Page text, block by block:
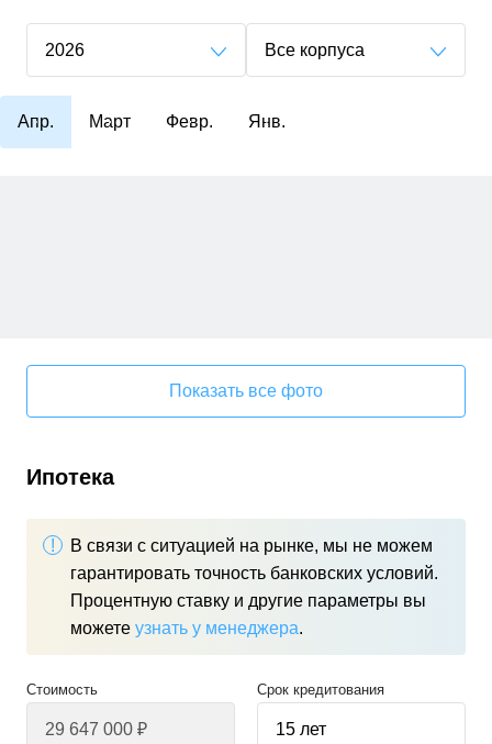
2026 Все корпуса
Апр. Март Февр. Янв.
Показать все фото
Ипотека
В связи с ситуацией на рынке, мы не можем
гарантировать точность банковских условий.
Процентную ставку и другие параметры вы
можете узнать у менеджера.
Стоимость Срок кредитования